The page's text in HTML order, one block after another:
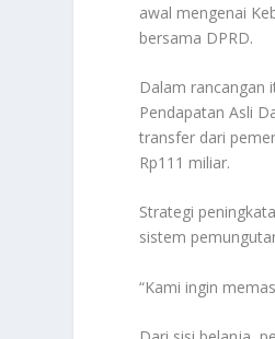
awal mengenai
bersama DPRD.
Dalam rancangan
Pendapatan Asli
transfer dari
Rp111 miliar.
Strategi
sistem
“Kami ingin